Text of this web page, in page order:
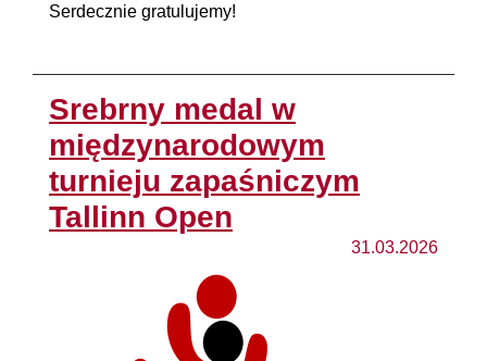
Serdecznie gratulujemy!
Srebrny medal w
międzynarodowym
turnieju zapaśniczym
Tallinn Open
31.03.2026